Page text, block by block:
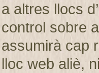
a altres llocs
control sobre
assumirà cap
lloc web aliè,